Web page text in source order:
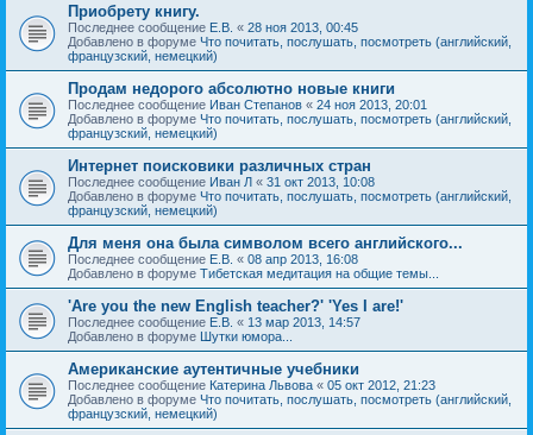
Приобрету книгу.
Последнее сообщение Е.В. « 28 ноя 2013, 00:45
Добавлено в форуме Что почитать, послушать, посмотреть (английский,
французский, немецкий)
Продам недорого абсолютно новые книги
Последнее сообщение Иван Степанов « 24 ноя 2013, 20:01
Добавлено в форуме Что почитать, послушать, посмотреть (английский,
французский, немецкий)
Интернет поисковики различных стран
Последнее сообщение Иван Л « 31 окт 2013, 10:08
Добавлено в форуме Что почитать, послушать, посмотреть (английский,
французский, немецкий)
Для меня она была символом всего английского...
Последнее сообщение Е.В. « 08 апр 2013, 16:08
Добавлено в форуме Тибетская медитация на общие темы...
'Are you the new English teacher?' 'Yes I are!'
Последнее сообщение Е.В. « 13 мар 2013, 14:57
Добавлено в форуме Шутки юмора...
Американские аутентичные учебники
Последнее сообщение Катерина Львова « 05 окт 2012, 21:23
Добавлено в форуме Что почитать, послушать, посмотреть (английский,
французский, немецкий)